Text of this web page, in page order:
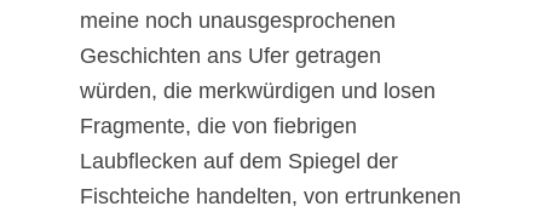
meine noch unausgesprochenen
Geschichten ans Ufer getragen
würden, die merkwürdigen und losen
Fragmente, die von fiebrigen
Laubflecken auf dem Spiegel der
Fischteiche handelten, von ertrunkenen